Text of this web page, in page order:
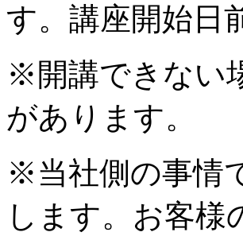
す。講座開始日
※開講できない
があります。
※当社側の事情
します。お客